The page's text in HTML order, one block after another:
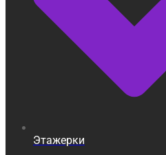
Этажерки